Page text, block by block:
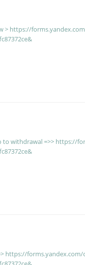
> https://
tо withdrаwаl =>> https://
https://